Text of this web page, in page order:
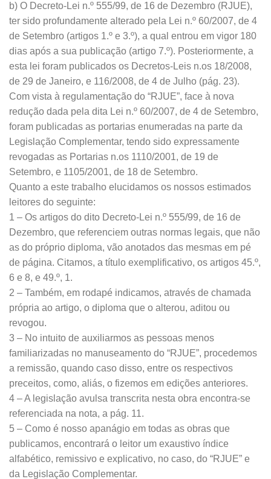
b) O Decreto-Lei n.º 555/99, de 16 de Dezembro (RJUE),
ter sido profundamente alterado pela Lei n.º 60/2007, de 4
de Setembro (artigos 1.º e 3.º), a qual entrou em vigor 180
dias após a sua publicação (artigo 7.º). Posteriormente, a
esta lei foram publicados os Decretos-Leis n.os 18/2008,
de 29 de Janeiro, e 116/2008, de 4 de Julho (pág. 23).
Com vista à regulamentação do “RJUE”, face à nova
redução dada pela dita Lei n.º 60/2007, de 4 de Setembro,
foram publicadas as portarias enumeradas na parte da
Legislação Complementar, tendo sido expressamente
revogadas as Portarias n.os 1110/2001, de 19 de
Setembro, e 1105/2001, de 18 de Setembro.
Quanto a este trabalho elucidamos os nossos estimados
leitores do seguinte:
1 – Os artigos do dito Decreto-Lei n.º 555/99, de 16 de
Dezembro, que referenciem outras normas legais, que não
as do próprio diploma, vão anotados das mesmas em pé
de página. Citamos, a título exemplificativo, os artigos 45.º,
6 e 8, e 49.º, 1.
2 – Também, em rodapé indicamos, através de chamada
própria ao artigo, o diploma que o alterou, aditou ou
revogou.
3 – No intuito de auxiliarmos as pessoas menos
familiarizadas no manuseamento do “RJUE”, procedemos
a remissão, quando caso disso, entre os respectivos
preceitos, como, aliás, o fizemos em edições anteriores.
4 – A legislação avulsa transcrita nesta obra encontra-se
referenciada na nota, a pág. 11.
5 – Como é nosso apanágio em todas as obras que
publicamos, encontrará o leitor um exaustivo índice
alfabético, remissivo e explicativo, no caso, do “RJUE” e
da Legislação Complementar.